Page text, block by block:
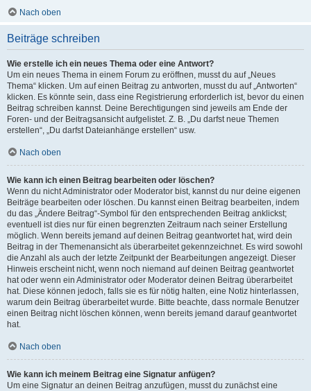
Nach oben
Beiträge schreiben
Wie erstelle ich ein neues Thema oder eine Antwort?
Um ein neues Thema in einem Forum zu eröffnen, musst du auf „Neues
Thema“ klicken. Um auf einen Beitrag zu antworten, musst du auf „Antworten“
klicken. Es könnte sein, dass eine Registrierung erforderlich ist, bevor du einen
Beitrag schreiben kannst. Deine Berechtigungen sind jeweils am Ende der
Foren- und der Beitragsansicht aufgelistet. Z. B. „Du darfst neue Themen
erstellen“, „Du darfst Dateianhänge erstellen“ usw.
Nach oben
Wie kann ich einen Beitrag bearbeiten oder löschen?
Wenn du nicht Administrator oder Moderator bist, kannst du nur deine eigenen
Beiträge bearbeiten oder löschen. Du kannst einen Beitrag bearbeiten, indem
du das „Ändere Beitrag“-Symbol für den entsprechenden Beitrag anklickst;
eventuell ist dies nur für einen begrenzten Zeitraum nach seiner Erstellung
möglich. Wenn bereits jemand auf deinen Beitrag geantwortet hat, wird dein
Beitrag in der Themenansicht als überarbeitet gekennzeichnet. Es wird sowohl
die Anzahl als auch der letzte Zeitpunkt der Bearbeitungen angezeigt. Dieser
Hinweis erscheint nicht, wenn noch niemand auf deinen Beitrag geantwortet
hat oder wenn ein Administrator oder Moderator deinen Beitrag überarbeitet
hat. Diese können jedoch, falls sie es für nötig halten, eine Notiz hinterlassen,
warum dein Beitrag überarbeitet wurde. Bitte beachte, dass normale Benutzer
einen Beitrag nicht löschen können, wenn bereits jemand darauf geantwortet
hat.
Nach oben
Wie kann ich meinem Beitrag eine Signatur anfügen?
Um eine Signatur an deinen Beitrag anzufügen, musst du zunächst eine